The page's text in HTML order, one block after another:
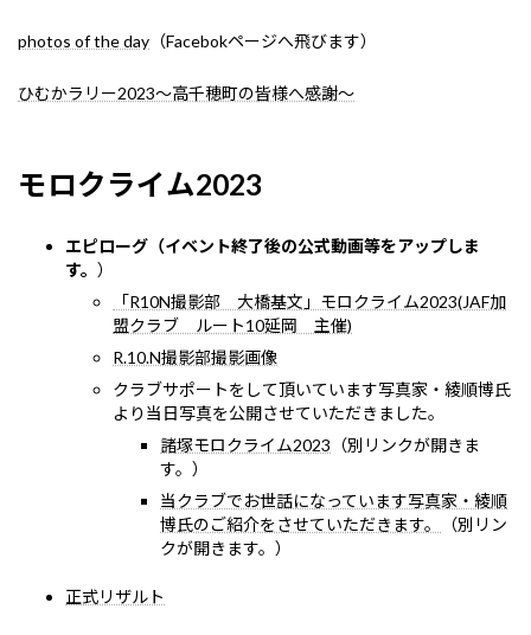
photos of the day （Facebokページへ飛びます）
ひむかラリー2023～高千穂町の皆様へ感謝～
モロクライム2023
エピローグ（イベント終了後の公式動画等をアップしま
す。 ）
「R10N撮影部 大橋基文」モロクライム2023(JAF加
盟クラブ ルート10延岡 主催)
R.10.N撮影部撮影画像
クラブサポートをして頂いています写真家・綾順博氏
より当日写真を公開させていただきました。
諸塚モロクライム2023 （別リンクが開きま
す。）
当クラブでお世話になっています写真家・綾順
博氏のご紹介をさせていただきます。
（別リン
クが開きます。）
正式リザルト